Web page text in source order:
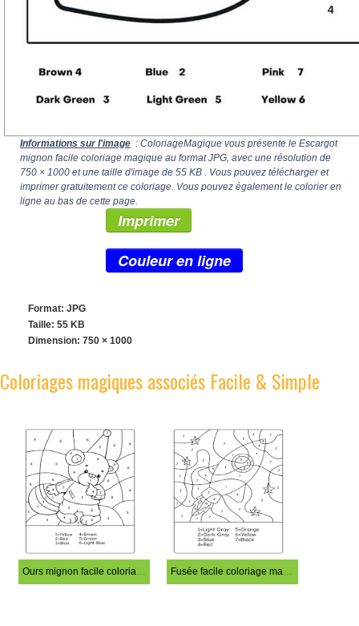
Informations sur l'image : ColoriageMagique vous présente le Escargot
mignon facile coloriage magique au format JPG, avec une résolution de
750 × 1000 et une taille d'image de 55 KB . Vous pouvez télécharger et
imprimer gratuitement ce coloriage. Vous pouvez également le colorier en
ligne au bas de cette page.
Imprimer
Couleur en ligne
Format: JPG
Taille: 55 KB
Dimension: 750 × 1000
Coloriages magiques associés Facile & Simple
Ours mignon facile coloriage magique Fusée facile coloriage magique